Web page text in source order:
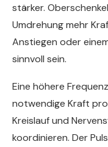
stärker.
Umdrehung mehr
Anstiegen oder
sinnvoll sein.
Eine höhere
notwendige Kraft pro
Kreislauf und
koordinieren. Der